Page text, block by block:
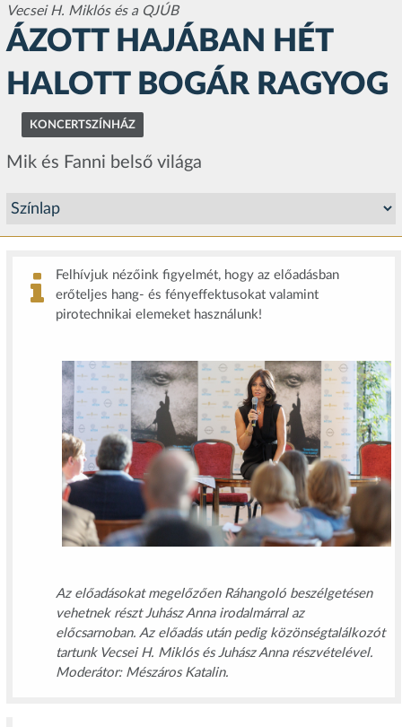
Vecsei H. Miklós és a QJÚB
ÁZOTT HAJÁBAN HÉT
HALOTT BOGÁR RAGYOG
KONCERTSZÍNHÁZ
Mik és Fanni belső világa
Felhívjuk nézőink figyelmét, hogy az előadásban
erőteljes hang- és fényeffektusokat valamint
pirotechnikai elemeket használunk!
Az előadásokat megelőzően Ráhangoló beszélgetésen
vehetnek részt Juhász Anna irodalmárral az
előcsarnoban. Az előadás után pedig közönségtalálkozót
tartunk Vecsei H. Miklós és Juhász Anna részvételével.
Moderátor: Mészáros Katalin.